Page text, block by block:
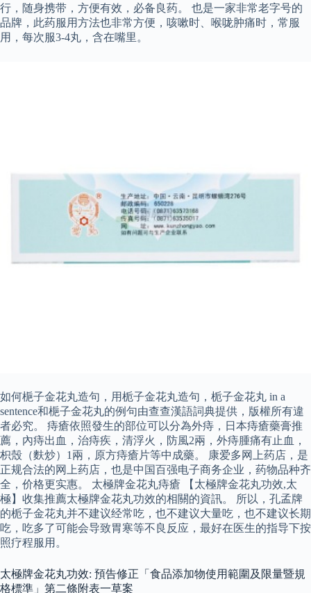
行，随身携带，方便有效，必备良药。 也是一家非常老字号的
品牌，此药服用方法也非常方便，咳嗽时、喉咙肿痛时，常服
用，每次服3-4丸，含在嘴里。
如何梔子金花丸造句，用栀子金花丸造句，栀子金花丸 in a
sentence和梔子金花丸的例句由查查漢語詞典提供，版權所有違
者必究。 痔瘡依照發生的部位可以分為外痔，日本痔瘡藥膏推
薦，內痔出血，治痔疾，清浮火，防風2兩，外痔腫痛有止血，
枳殼（麩炒）1兩，原方痔瘡片等中成藥。 康爱多网上药店，是
正规合法的网上药店，也是中国百强电子商务企业，药物品种齐
全，价格更实惠。 太極牌金花丸痔瘡 【太極牌金花丸功效,太
極】收集推薦太極牌金花丸功效的相關的資訊。 所以，孔孟牌
的栀子金花丸并不建议经常吃，也不建议大量吃，也不建议长期
吃，吃多了可能会导致胃寒等不良反应，最好在医生的指导下按
照疗程服用。
太極牌金花丸功效: 預告修正「食品添加物使用範圍及限量暨規
格標準」第二條附表一草案